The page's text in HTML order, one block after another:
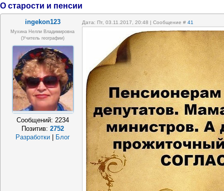
О старости и пенсии
ingekon123 Дата: Пт, 03.11.2017, 20:48 | Сообщение # 41
Мухина Нелли Владимировна
(Учитель географии)
Сообщений: 2234
Позитив: 2752
Разработки
Блог